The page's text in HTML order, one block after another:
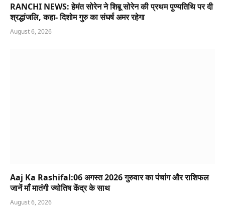
RANCHI NEWS: हेमंत सोरेन ने शिबू सोरेन की प्रथम पुण्यतिथि पर दी
श्रद्धांजलि, कहा- दिशोम गुरु का संघर्ष अमर रहेगा
August 6, 2026
Aaj Ka Rashifal:06 अगस्त 2026 गुरुवार का पंचांग और राशिफल
जानें माँ मातंगी ज्योतिष केंद्र के साथ
August 6, 2026